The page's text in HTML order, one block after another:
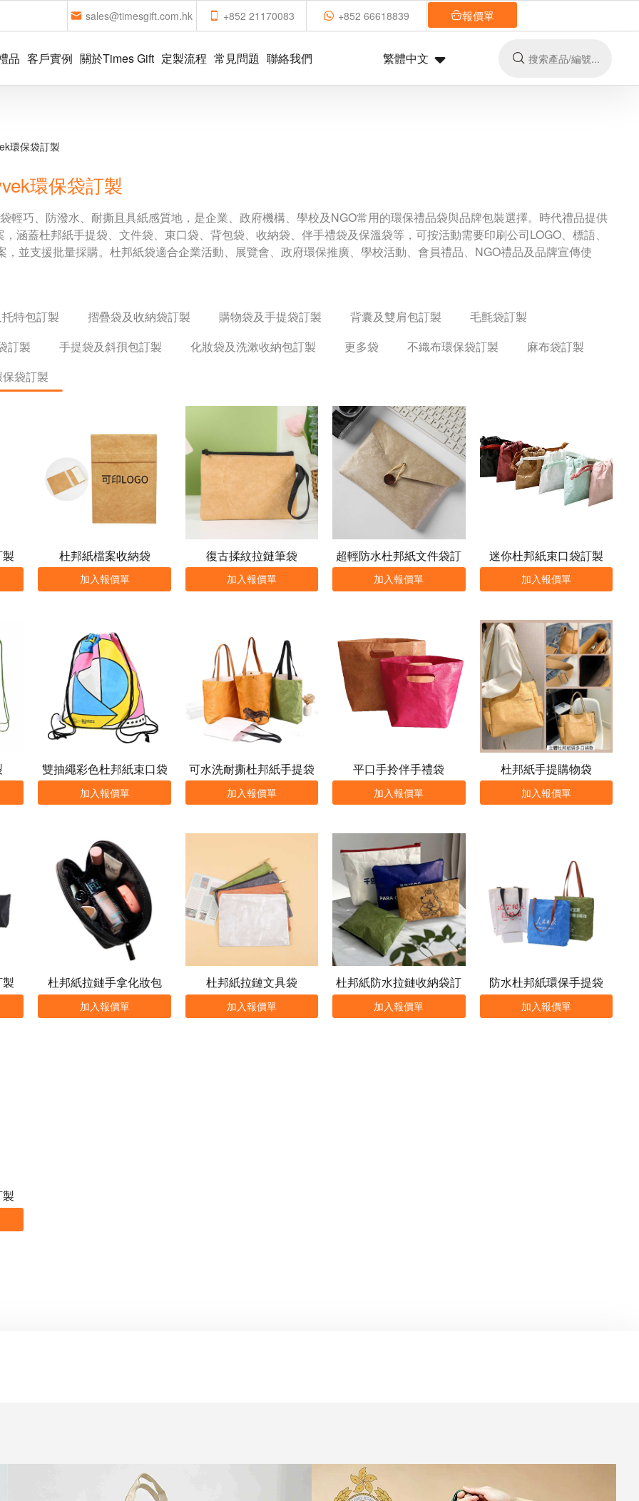
sales@timesgift.com.hk +852 21170083 +852 66618839 報價單
品 客戶實例 關於Times Gift 定製流程 常見問題 聯絡我們 繁體中文
環保袋訂製
環保袋訂製
輕巧、防潑水、耐撕且具紙感質地，是企業、政府機構、學校及NGO常用的環保禮品袋與品牌包裝選擇。時代禮品提供
涵蓋杜邦紙手提袋、文件袋、束口袋、背包袋、收納袋、伴手禮袋及保溫袋等，可按活動需要印刷公司LOGO、標語、
，並支援批量採購。杜邦紙袋適合企業活動、展覽會、政府環保推廣、學校活動、會員禮品、NGO禮品及品牌宣傳使
特包訂製 摺疊袋及收納袋訂製 購物袋及手提袋訂製 背囊及雙肩包訂製
毛氈袋訂製
訂製
手提袋及斜孭包訂製 化妝袋及洗漱收納包訂製 更多袋 不織布環保袋訂製
麻布袋訂製
袋訂製
杜邦紙檔案收納袋
加入報價單
復古揉紋拉鏈筆袋
加入報價單
超輕防水杜邦紙文件袋訂
製
加入報價單
迷你杜邦紙束口袋訂製
加入報價單
雙抽繩彩色杜邦紙束口袋
加入報價單
可水洗耐撕杜邦紙手提袋
加入報價單
平口手拎伴手禮袋
加入報價單
杜邦紙手提購物袋
加入報價單
杜邦紙拉鏈手拿化妝包
加入報價單
杜邦紙拉鏈文具袋
加入報價單
杜邦紙防水拉鏈收納袋訂
製
加入報價單
防水杜邦紙環保手提袋
加入報價單